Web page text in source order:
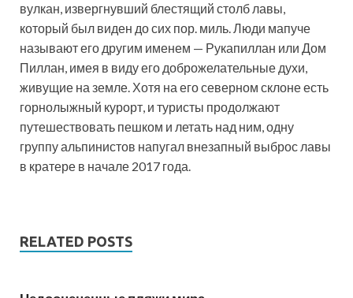
вулкан, извергнувший блестящий столб лавы,
который был виден до сих пор. миль. Люди мапуче
называют его другим именем — Рукапиллан или Дом
Пиллан, имея в виду его доброжелательные духи,
живущие на земле. Хотя на его северном склоне есть
горнолыжный курорт, и туристы продолжают
путешествовать пешком и летать над ним, одну
группу альпинистов напугал внезапный выброс лавы
в кратере в начале 2017 года.
RELATED POSTS